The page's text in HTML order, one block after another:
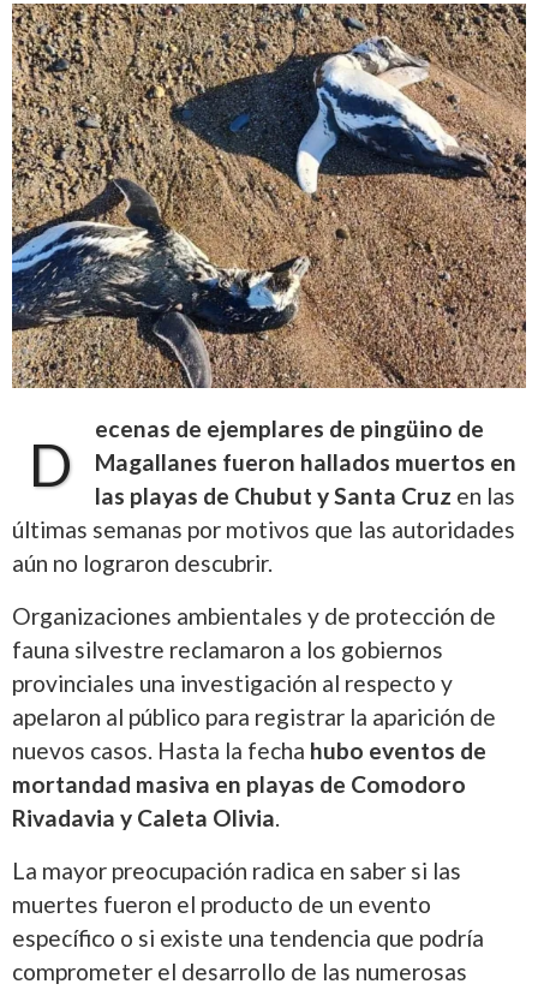
D
ecenas de ejemplares de pingüino de
Magallanes fueron hallados muertos en
las playas de Chubut y Santa Cruz en las
últimas semanas por motivos que las autoridades
aún no lograron descubrir.
Organizaciones ambientales y de protección de
fauna silvestre reclamaron a los gobiernos
provinciales una investigación al respecto y
apelaron al público para registrar la aparición de
nuevos casos. Hasta la fecha hubo eventos de
mortandad masiva en playas de Comodoro
Rivadavia y Caleta Olivia.
La mayor preocupación radica en saber si las
muertes fueron el producto de un evento
específico o si existe una tendencia que podría
comprometer el desarrollo de las numerosas